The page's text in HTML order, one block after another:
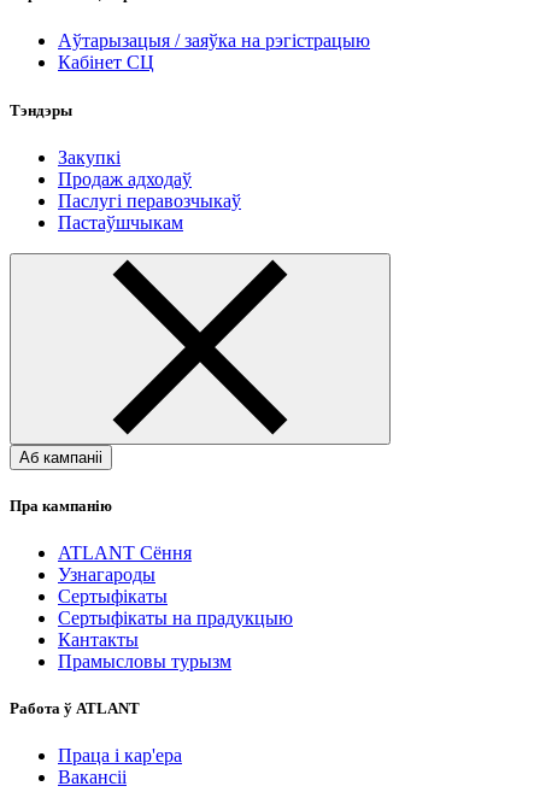
Аўтарызацыя / заяўка на рэгістрацыю
Кабінет СЦ
Тэндэры
Закупкі
Продаж адходаў
Паслугі перавозчыкаў
Пастаўшчыкам
Аб кампаніі
Пра кампанію
ATLANT Сёння
Узнагароды
Сертыфікаты
Сертыфікаты на прадукцыю
Кантакты
Прамысловы турызм
Работа ў ATLANT
Праца і кар'ера
Вакансіі